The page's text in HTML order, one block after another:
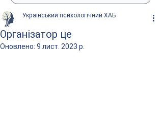
Організатор це
Український психологічний ХАБ
Оновлено: 9 лист. 2023 р.